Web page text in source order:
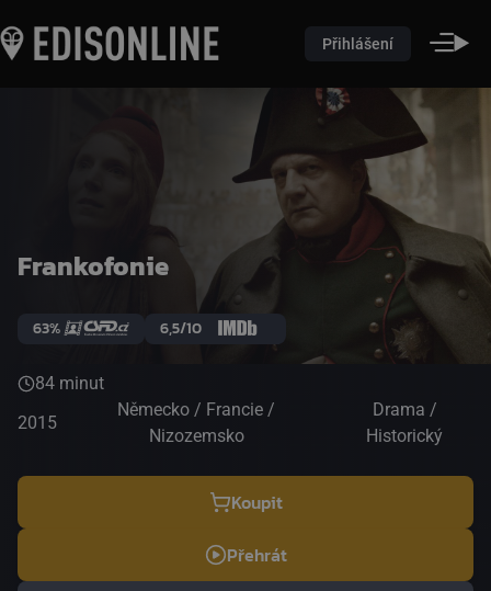
Přihlášení
Frankofonie
63% 6,5/10
84 minut
2015
Německo / Francie /
Nizozemsko
Drama /
Historický
Koupit
Přehrát